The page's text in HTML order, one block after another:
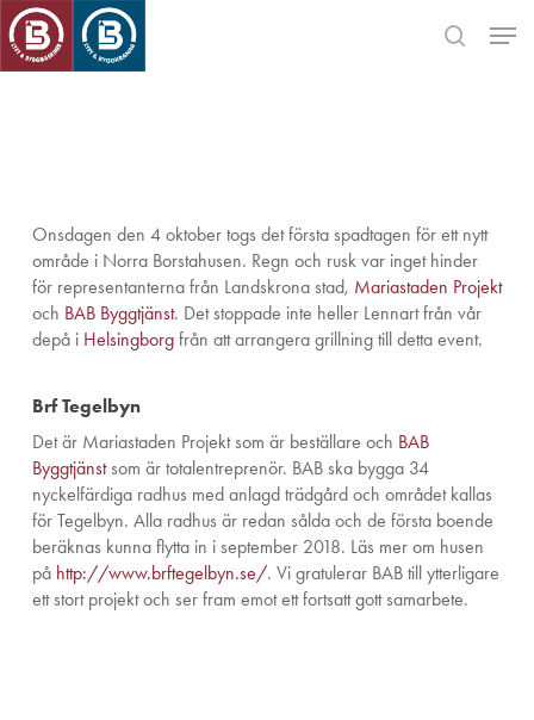
Skip
to
main
search
Onsdagen den 4 oktober togs det första spadtagen för ett nytt
område i Norra Borstahusen. Regn och rusk var inget hinder
för representanterna från Landskrona stad, Mariastaden Projekt
och BAB Byggtjänst. Det stoppade inte heller Lennart från vår
depå i Helsingborg från att arrangera grillning till detta event.
Brf Tegelbyn
Det är Mariastaden Projekt som är beställare och BAB
Byggtjänstsom är totalentreprenör. BAB ska bygga 34
nyckelfärdiga radhus med anlagd trädgård och området kallas
för Tegelbyn. Alla radhus är redan sålda och de första boende
beräknas kunna flytta in i september 2018. Läs mer om husen
på http://www.brftegelbyn.se/. Vi gratulerar BAB till ytterligare
ett stort projekt och ser fram emot ett fortsatt gott samarbete.